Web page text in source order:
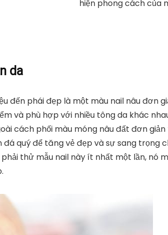
hiện phong cách của
da
đến phái đẹp là một màu nail nâu đơn
và phù hợp với nhiều tông da khác
cách phối màu móng nâu đất đơn
quý để tăng vẻ đẹp và sự sang trọng
thử mẫu nail này ít nhất một lần, nó